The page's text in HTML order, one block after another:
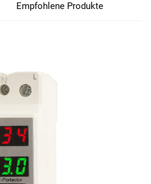
Empfohlene Produkte